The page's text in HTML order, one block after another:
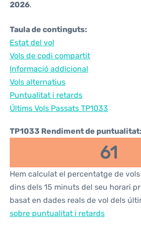
2026.
Taula de continguts:
Estat del vol
Vols de codi compartit
Informació addicional
Vols alternatius
Puntualitat i retards
Últims Vols Passats TP1033
TP1033 Rendiment de puntualitat:
61
Hem calculat el percentatge de
dins dels 15 minuts del seu horari
basat en dades reals de vol dels
sobre puntualitat i retards